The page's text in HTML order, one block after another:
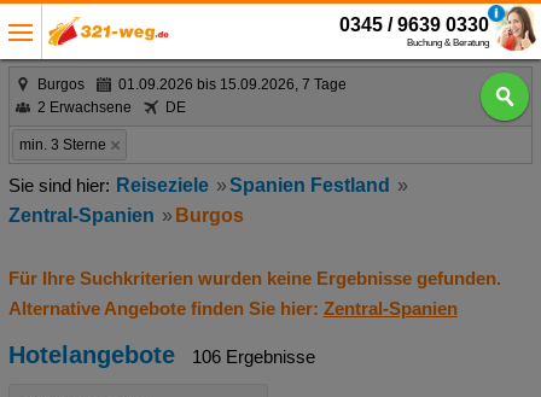
0345 / 9639 0330
Buchung & Beratung
Burgos
01.09.2026 bis 15.09.2026, 7 Tage
2 Erwachsene
DE
min. 3 Sterne
Reiseziele
Spanien Festland
Zentral-Spanien
Burgos
Für Ihre Suchkriterien wurden keine Ergebnisse gefunden.
Alternative Angebote finden Sie hier: Zentral-Spanien
Hotelangebote 106 Ergebnisse